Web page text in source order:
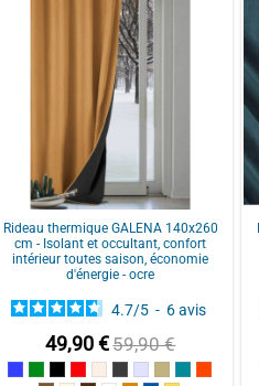
Rideau thermique GALENA 140x260
cm - Isolant et occultant, confort
intérieur toutes saison, économie
d'énergie - ocre
4.7/5 - 6avis
49,90 €59,90 €
BleuVertNoirRouge / Red
LinAnthracite/Dark
PerleEcruBleu